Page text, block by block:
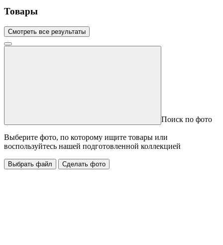
Товары
Смотреть все результаты
Поиск по фото
Выберите фото, по которому ищите товары или
воспользуйтесь нашей подготовленной коллекцией
Выбрать файл Сделать фото